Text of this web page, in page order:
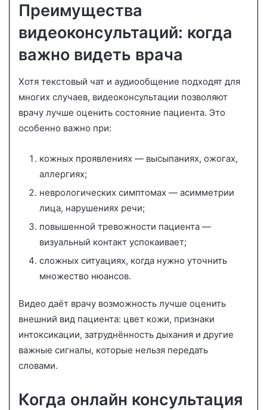
Преимущества
видеоконсультаций: когда
важно видеть врача
Хотя текстовый чат и аудиообщение подходят для
многих случаев, видеоконсультации позволяют
врачу лучше оценить состояние пациента. Это
особенно важно при:
кожных проявлениях — высыпаниях, ожогах,
аллергиях;
неврологических симптомах — асимметрии
лица, нарушениях речи;
повышенной тревожности пациента —
визуальный контакт успокаивает;
сложных ситуациях, когда нужно уточнить
множество нюансов.
Видео даёт врачу возможность лучше оценить
внешний вид пациента: цвет кожи, признаки
интоксикации, затруднённость дыхания и другие
важные сигналы, которые нельзя передать
словами.
Когда онлайн консультация